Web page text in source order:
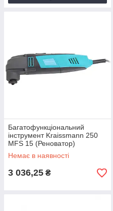
Багатофункціональний
інструмент Kraissmann 250
MFS 15 (Реноватор)
Немає в наявності
3 036,25 ₴